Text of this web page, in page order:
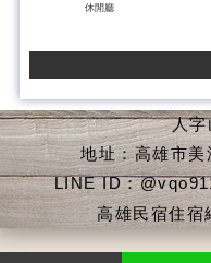
休閒廳
人字
地址：高雄市
LINE ID：
高雄民宿住宿